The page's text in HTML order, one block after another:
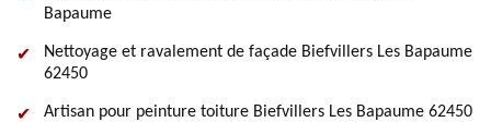
Bapaume
Nettoyage et ravalement de façade Biefvillers Les Bapaume
62450
Artisan pour peinture toiture Biefvillers Les Bapaume 62450